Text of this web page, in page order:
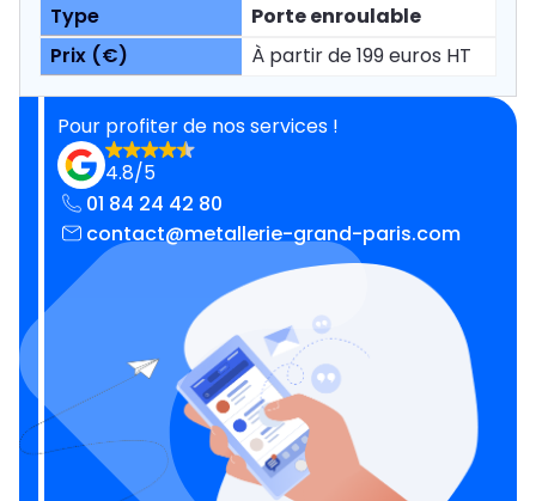
Porte enroulable
À partir de 199 euros HT
Pour profiter de nos services !
4.8/5
01 84 24 42 80
contact@metallerie-grand-paris.com